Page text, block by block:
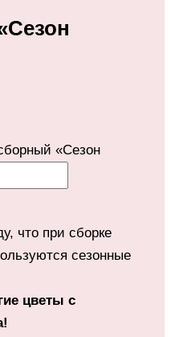
«Сезон
что при сборке
сезонные
цветы с